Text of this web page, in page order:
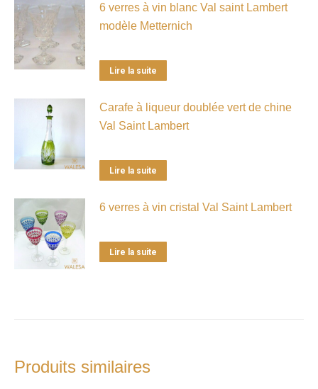
6 verres à vin blanc Val saint Lambert
modèle Metternich
Lire la suite
Carafe à liqueur doublée vert de chine
Val Saint Lambert
Lire la suite
6 verres à vin cristal Val Saint Lambert
Lire la suite
Produits similaires